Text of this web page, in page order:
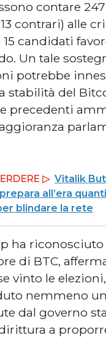
contare
contrari) alle
candidati
Un tale
potrebbe
stabilità del
precedenti
▷ Vitalik
all’era
blindare la rete
ha
di BTC,
vinto le
nemmeno
dal governo
a